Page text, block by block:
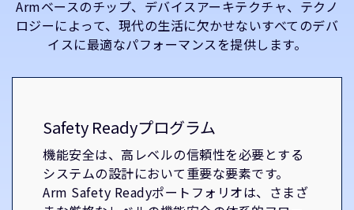
Armベースのチップ、デバイスアーキテクチャ、テクノ
ロジーによって、現代の生活に欠かせないすべてのデバ
イスに最適なパフォーマンスを提供します。
Safety Readyプログラム
機能安全は、高レベルの信頼性を必要とする
システムの設計において重要な要素です。
Arm Safety Readyポートフォリオは、さまざ